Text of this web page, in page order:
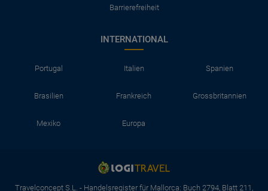
Barrierefreiheit
INTERNATIONAL
Portugal Italien Spanien
Brasilien Frankreich Grossbritannien
Mexiko Europa
Travelconcept S.L. - Handelsregister für Mallorca: Buch 2794, Blatt 211,